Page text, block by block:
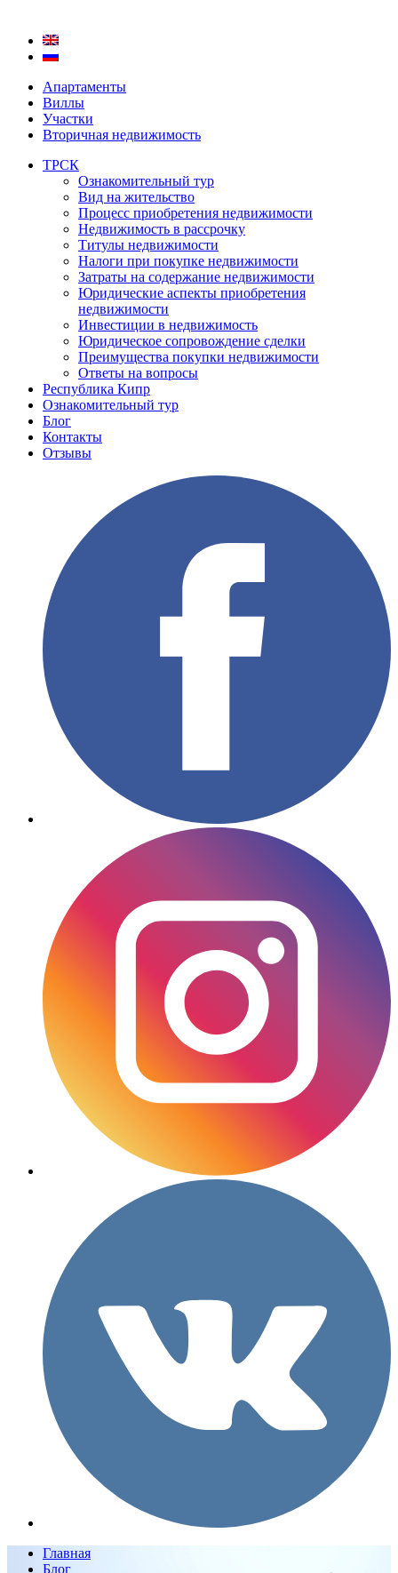
Апартаменты
Виллы
Участки
Вторичная недвижимость
ТРСК
Ознакомительный тур
Вид на жительство
Процесс приобретения недвижимости
Недвижимость в рассрочку
Титулы недвижимости
Налоги при покупке недвижимости
Затраты на содержание недвижимости
Юридические аспекты приобретения
недвижимости
Инвестиции в недвижимость
Юридическое сопровождение сделки
Преимущества покупки недвижимости
Ответы на вопросы
Республика Кипр
Ознакомительный тур
Блог
Контакты
Отзывы
Главная
Блог